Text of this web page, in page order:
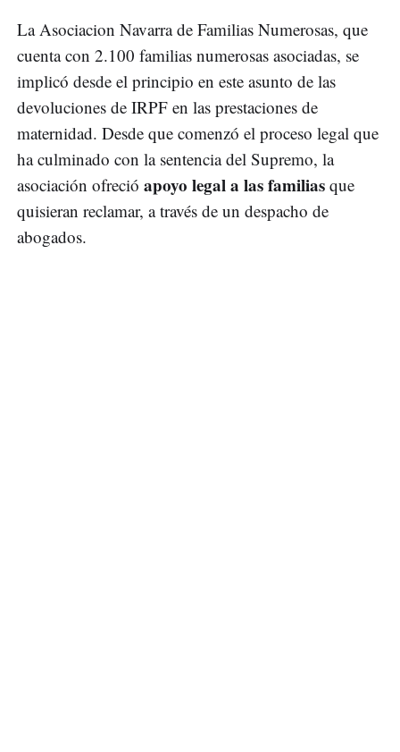
La Asociacion Navarra de Familias Numerosas, que
cuenta con 2.100 familias numerosas asociadas, se
implicó desde el principio en este asunto de las
devoluciones de IRPF en las prestaciones de
maternidad. Desde que comenzó el proceso legal que
ha culminado con la sentencia del Supremo, la
asociación ofreció apoyo legal a las familias que
quisieran reclamar, a través de un despacho de
abogados.